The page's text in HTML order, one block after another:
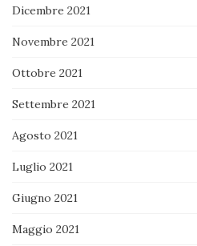
Dicembre 2021
Novembre 2021
Ottobre 2021
Settembre 2021
Agosto 2021
Luglio 2021
Giugno 2021
Maggio 2021